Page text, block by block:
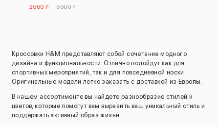
2560 ₽
5900 ₽
Кроссовки H&M представляют собой сочетание модного
дизайна и функциональности. Отлично подойдут как для
спортивных мероприятий, так и для повседневной носки.
Оригинальные модели легко заказать с доставкой из Европы.
В нашем ассортименте вы найдете разнообразие стилей и
цветов, которые помогут вам выразить ваш уникальный стиль и
поддержать активный образ жизни.